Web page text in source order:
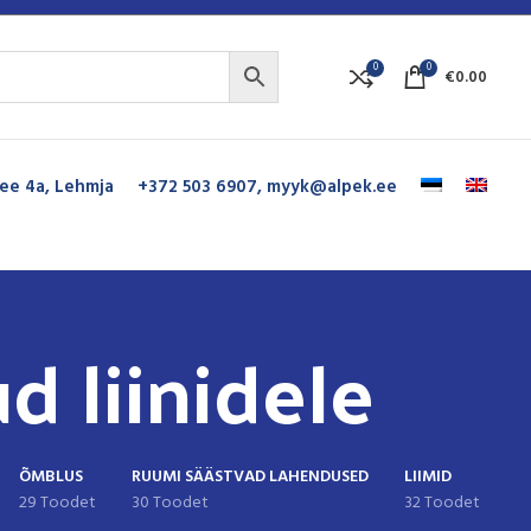
0 0 €0.00
4a, Lehmja +372 503 6907, myyk@alpek.ee
liinidele
ÕMBLUS
29 Toodet
RUUMI SÄÄSTVAD LAHENDUSED
30 Toodet
LIIMID
32 Toodet